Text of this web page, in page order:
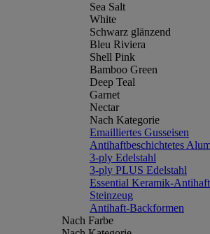
Sea Salt
White
Schwarz glänzend
Bleu Riviera
Shell Pink
Bamboo Green
Deep Teal
Garnet
Nectar
Nach Kategorie
Emailliertes Gusseisen
Antihaftbeschichtetes
3-ply Edelstahl
3-ply PLUS Edelstahl
Essential Keramik-Antihaft
Steinzeug
Antihaft-Backformen
Nach Farbe